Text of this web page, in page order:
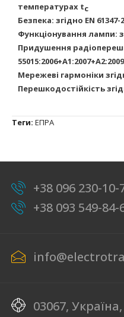
температурах tc
Безпека: згідно EN 61347-
Функціонування лампи:
Придушення
Мережеві гармоніки
Перешкодостійкість
Теги: ЕПРА
+38 096 230-10-
+38 093 549-84-
03067, Україна,